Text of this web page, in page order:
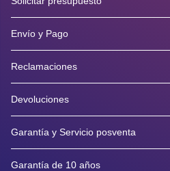
Envío y Pago
Reclamaciones
Devoluciones
Garantía y Servicio posventa
Garantía de 10 años